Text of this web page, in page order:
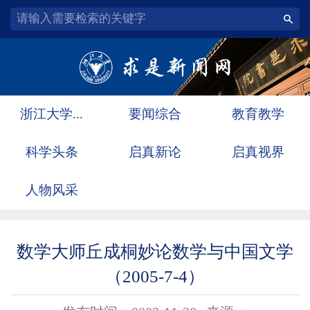
浙江大学... 要闻综合 教育教学
科学头条 启真新论 启真视界
人物风采
数学大师丘成桐妙论数学与中国文学
（2005-7-4）